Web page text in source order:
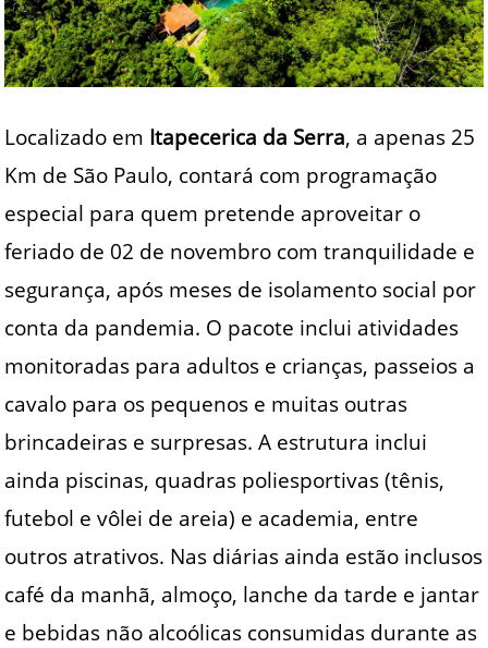
Localizado em Itapecerica da Serra, a apenas 25
Km de São Paulo, contará com programação
especial para quem pretende aproveitar o
feriado de 02 de novembro com tranquilidade e
segurança, após meses de isolamento social por
conta da pandemia. O pacote inclui atividades
monitoradas para adultos e crianças, passeios a
cavalo para os pequenos e muitas outras
brincadeiras e surpresas. A estrutura inclui
ainda piscinas, quadras poliesportivas (tênis,
futebol e vôlei de areia) e academia, entre
outros atrativos. Nas diárias ainda estão inclusos
café da manhã, almoço, lanche da tarde e jantar
e bebidas não alcoólicas consumidas durante as